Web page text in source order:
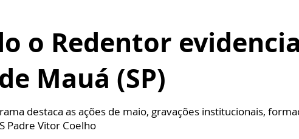
o Redentor
Mauá (SP)
destaca as ações de maio, gravações institucionais,
Padre Vitor Coelho